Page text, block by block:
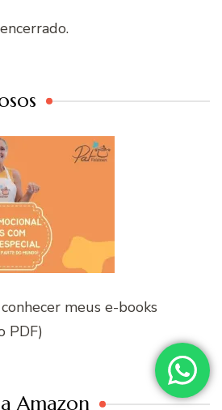
meus e-books
PDF)
Amazon